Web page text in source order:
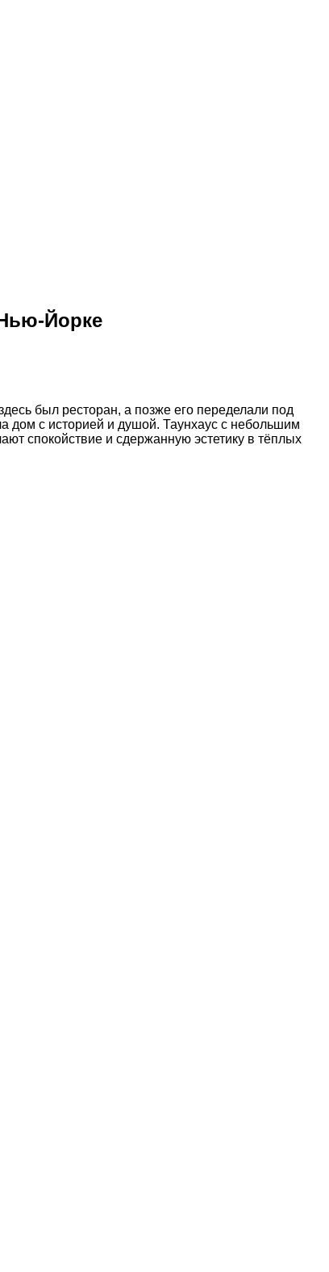
Йорке
был ресторан, а позже его переделали под
дом с историей и душой. Таунхаус с небольшим
спокойствие и сдержанную эстетику в тёплых